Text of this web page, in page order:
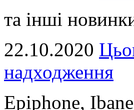
та інші
22.10.2020
надходження
Epiphone,